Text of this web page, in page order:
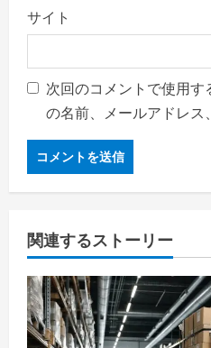
サイト
次回のコメントで使用
の名前、メールアドレス
関連するストーリー